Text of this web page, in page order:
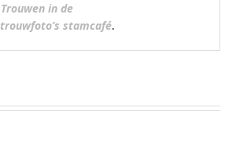
Trouwen in de
trouwfoto’s stamcafé.